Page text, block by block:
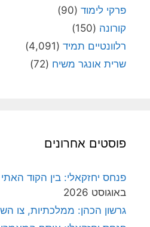
פרקי לימוד (90)
קורונה (150)
רלוונטיים תמיד (4,091)
שרית אונגר משיח (72)
פוסטים אחרונים
פנחס יחזקאלי: בין הקוד
באוגוסט 2026
גרשון הכהן: ממלכתיות, צו